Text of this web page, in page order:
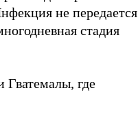
не передается
стадия
Гватемалы, где